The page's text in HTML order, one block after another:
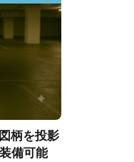
柄を投影
備可能